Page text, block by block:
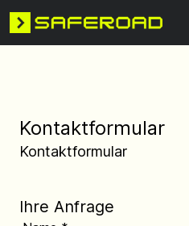
Kontaktformular
Kontaktformular
Ihre Anfrage